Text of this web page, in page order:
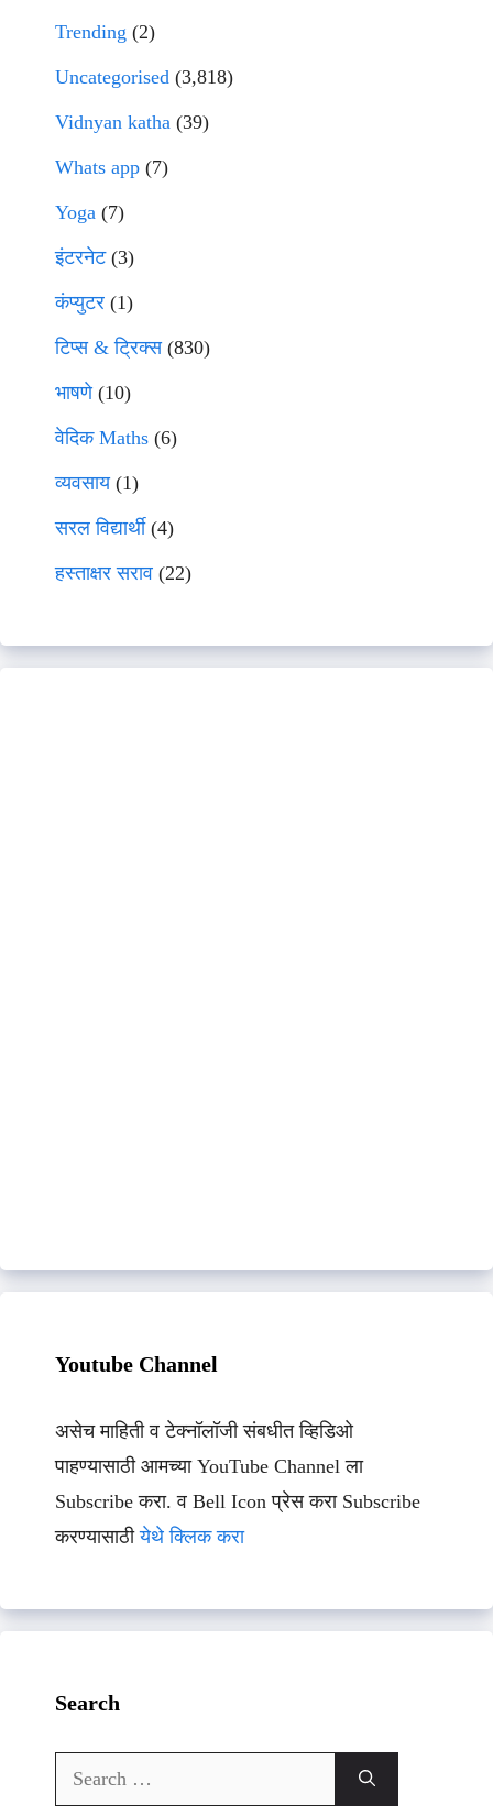
Trending (2)
Uncategorised (3,818)
Vidnyan katha (39)
Whats app (7)
Yoga (7)
इंटरनेट(3)
कंप्युटर (1)
टिप्स & ट्रिक्स(830)
भाषणे(10)
वेदिक Maths (6)
व्यवसाय(1)
सरल विद्यार्थी(4)
हस्ताक्षर सराव (22)
Youtube Channel
असेच माहिती व टेक्नॉलॉजी संबधीत व्हिडिओ
पाहण्यासाठी आमच्या YouTube Channel ला
Subscribe करा. व Bell Icon प्रेस करा Subscribe
करण्यासाठीयेथे क्लिक करा
Search
Search
for: